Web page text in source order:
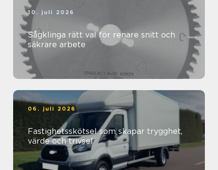
10. juli 2026
Sågklinga rätt val för renare snitt och
säkrare arbete
06. juli 2026
Fastighetsskötsel som skapar trygghet,
värde och trivsel